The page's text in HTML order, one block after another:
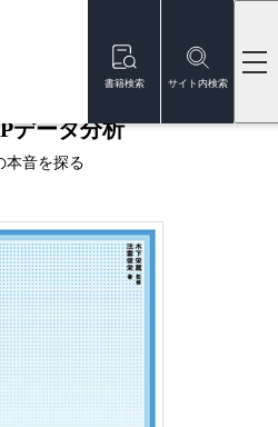
書籍検索 サイト内検索
データ分析
本音を探る